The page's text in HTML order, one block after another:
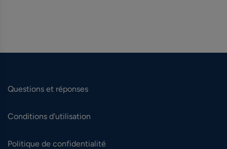
Questions et réponses
Conditions d'utilisation
Politique de confidentialité